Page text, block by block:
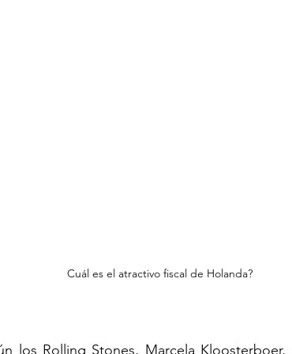
Cuál es el atractivo fiscal de Holanda?
los Rolling Stones, Marcela